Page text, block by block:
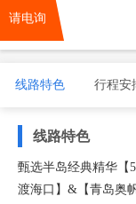
请电询
线路特色 行程安
线路特色
甄选半岛经典精华【
渡海口】&【青岛奥